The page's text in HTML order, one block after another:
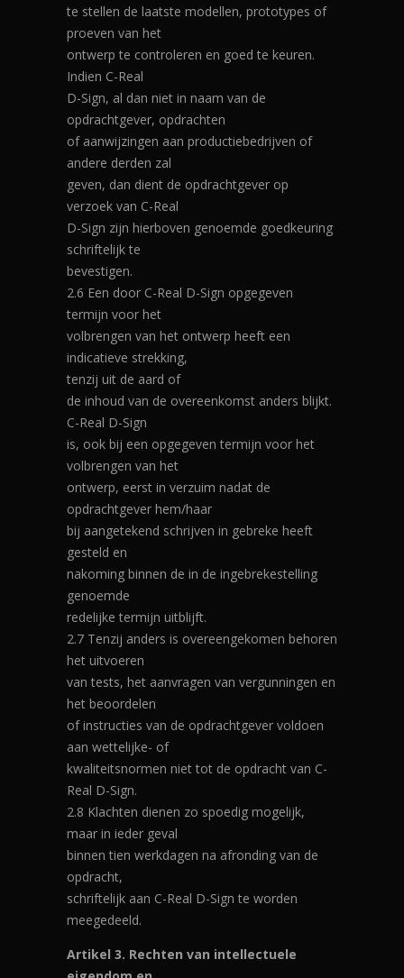
te stellen de laatste modellen, prototypes of
proeven van het
ontwerp te controleren en goed te keuren.
Indien C-Real
D-Sign, al dan niet in naam van de
opdrachtgever, opdrachten
of aanwijzingen aan productiebedrijven of
andere derden zal
geven, dan dient de opdrachtgever op
verzoek van C-Real
D-Sign zijn hierboven genoemde goedkeuring
schriftelijk te
bevestigen.
2.6 Een door C-Real D-Sign opgegeven
termijn voor het
volbrengen van het ontwerp heeft een
indicatieve strekking,
tenzij uit de aard of
de inhoud van de overeenkomst anders blijkt.
C-Real D-Sign
is, ook bij een opgegeven termijn voor het
volbrengen van het
ontwerp, eerst in verzuim nadat de
opdrachtgever hem/haar
bij aangetekend schrijven in gebreke heeft
gesteld en
nakoming binnen de in de ingebrekestelling
genoemde
redelijke termijn uitblijft.
2.7 Tenzij anders is overeengekomen behoren
het uitvoeren
van tests, het aanvragen van vergunningen en
het beoordelen
of instructies van de opdrachtgever voldoen
aan wettelijke- of
kwaliteitsnormen niet tot de opdracht van C-
Real D-Sign.
2.8 Klachten dienen zo spoedig mogelijk,
maar in ieder geval
binnen tien werkdagen na afronding van de
opdracht,
schriftelijk aan C-Real D-Sign te worden
meegedeeld.
Artikel 3. Rechten van intellectuele